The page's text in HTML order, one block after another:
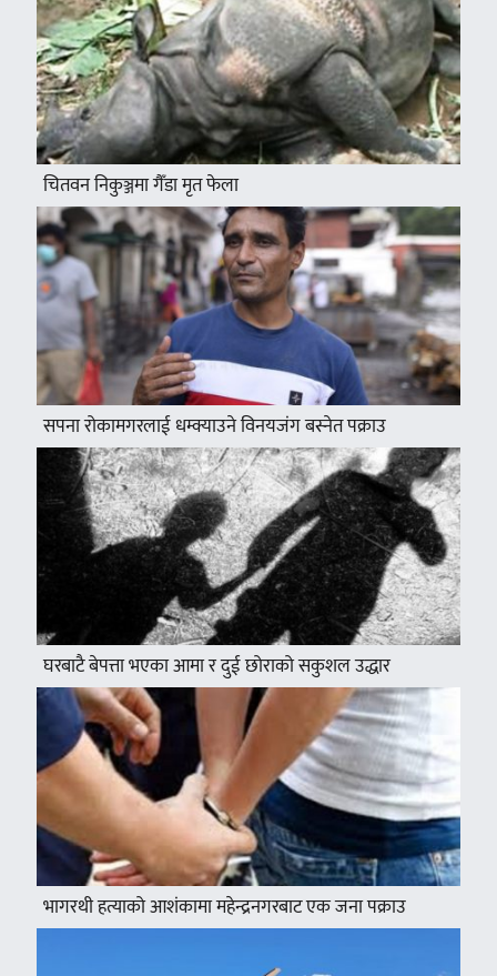
चितवन निकुञ्जमा गैँडा मृत फेला
सपना रोकामगरलाई धम्क्याउने विनयजंग बस्नेत पक्राउ
घरबाटै बेपत्ता भएका आमा र दुई छोराको सकुशल उद्धार
भागरथी हत्याको आशंकामा महेन्द्रनगरबाट एक जना पक्राउ